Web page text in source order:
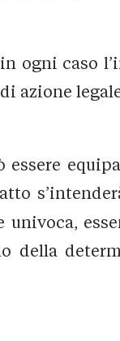
ogni caso
azione
essere
univoca,